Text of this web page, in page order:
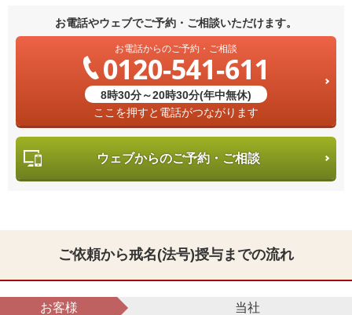
お電話やウェブでご予約・ご相談いただけます。
お電話からのご予約・ご相談
0120-541-611
8時30分～20時30分(年中無休)
ここを押すと電話がつながります
ウェブからのご予約・ご相談
ご依頼から戒名(法号)授与までの流れ
お客様
当社